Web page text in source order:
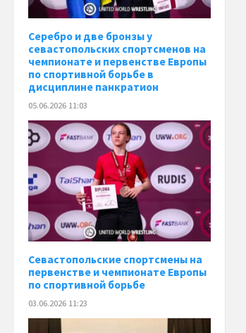
Серебро и две бронзы у
севастопольских спортсменов на
чемпионате и первенстве Европы
по спортивной борьбе в
дисциплине панкратион
05.06.2026 11:03
Севастопольские спортсмены на
первенстве и чемпионате Европы
по спортивной борьбе
03.06.2026 11:23